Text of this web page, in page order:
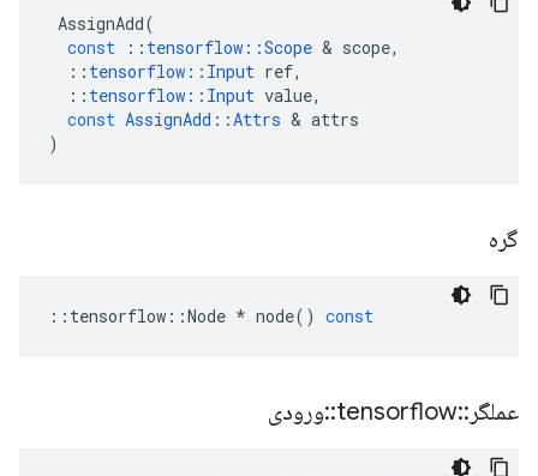
AssignAdd(
const
:: tensorflow ::Scope & scope,
:: tensorflow :: Input ref,
:: tensorflow :: Input value,
const AssignAdd ::Attrs & attrs
)
گره
:: tensorflow ::Node * node() const
عملگر ::
tensorflow
::ورودی